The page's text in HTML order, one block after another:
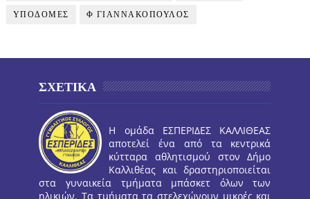
ΥΠΟΔΟΜΕΣ Φ ΓΙΑΝΝΑΚΟΠΟΥΛΟΣ
ΣΧΕΤΙΚΑ
Η ομάδα ΕΣΠΕΡΙΔΕΣ ΚΑΛΛΙΘΕΑΣ
αποτελεί ένα από τα κεντρικά
κύτταρα αθλητισμού στον Δήμο
Καλλιθέας και δραστηριοποιείται
στα γυναικεία τμήματα μπάσκετ όλων των
ηλικιών. Τα τμήματα τα στελεχώνουν μικρές και